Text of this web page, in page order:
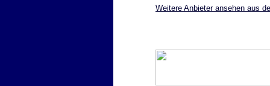
Weitere Anbieter ansehen aus